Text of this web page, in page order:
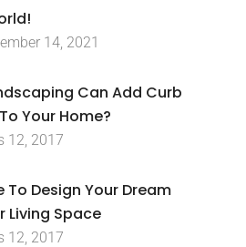
14, 2021
Can Add Curb
Your Home?
12, 2017
To Design Your Dream
Living Space
12, 2017